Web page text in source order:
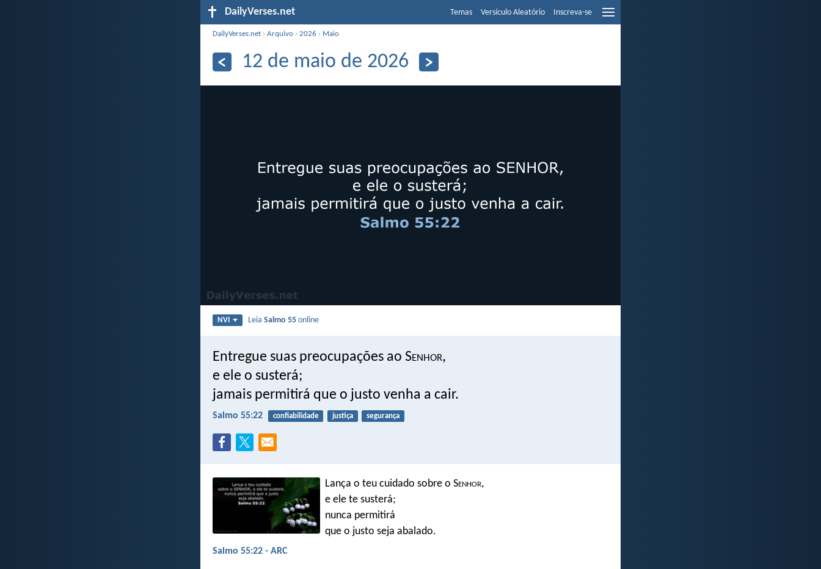
DailyVerses.net Temas Versículo Aleatório Inscreva-se
DailyVerses.net ›Arquivo ›2026 › Maio
12 de maio de 2026
NVI LeiaSalmo 55 online
Entregue suas preocupações ao Senhor,
e ele o susterá;
jamais permitirá que o justo venha a cair.
Salmo 55:22 confiabilidade justiça segurança
Lança o teu cuidado sobre o Senhor,
e ele te susterá;
nunca permitirá
que o justo seja abalado.
Salmo 55:22 - ARC